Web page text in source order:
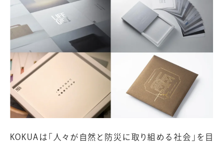
KOKUAは「人々が自然と防災に取り組める社会」を目